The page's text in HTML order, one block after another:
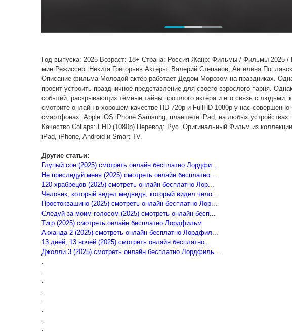
Год выпуска: 2025 Возраст: 18+ Страна: Россия Жанр: Фильмы / Фильмы
мин Режиссер: Никита Григорьев Актёры: Валерий Степанов, Ангелина
Описание фильма Молодой актёр работает Дедом Морозом на праздниках.
просит устроить праздничное представление для своего взрослого парня.
событий, раскрывающих тёмные тайны прошлого актёра и его связь с людьми,
смотрите онлайн в хорошем качестве HD 720p и FullHD 1080p у нас
смартфонах: Apple iOS iPhone Samsung, планшете iPad, на любых устройствах
Качество Collaps: FHD (1080p) Перевод: Рус. Оригинальный Фильм из
iPad, iPhone, Android и Smart TV.
Другие статьи:
Глупый сон (2025) смотреть онлайн бесплатно Лордфи...
Не преследуй меня (2025) смотреть онлайн бесплатно...
120 храбрецов (2025) смотреть онлайн бесплатно Лор...
Человек, который видел медведя, который видел чело...
Простоквашино (2025) смотреть онлайн бесплатно Лор...
Следуй за моим голосом (2025) смотреть онлайн бесп...
Тигр (2025) смотреть онлайн бесплатно Лордфильм
Акханда 2 (2025) смотреть онлайн бесплатно Лордфил...
13 дней, 13 ночей (2025) смотреть онлайн бесплатно...
Джолли 3 (2025) смотреть онлайн бесплатно Лордфиль...
.
.
.
.
.
.
.
.